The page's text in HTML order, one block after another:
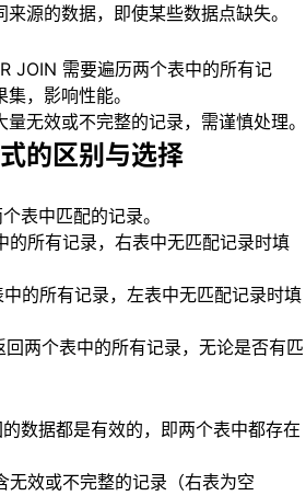
源的数据，即使某些数据点缺失。
JOIN 需要遍历两个表中的所有记
，影响性能。
量无效或不完整的记录，需谨慎处理。
的区别与选择
表中匹配的记录。
的所有记录，右表中无匹配记录时填
的所有记录，左表中无匹配记录时填
回两个表中的所有记录，无论是否有匹
数据都是有效的，即两个表中都存在
无效或不完整的记录（右表为空